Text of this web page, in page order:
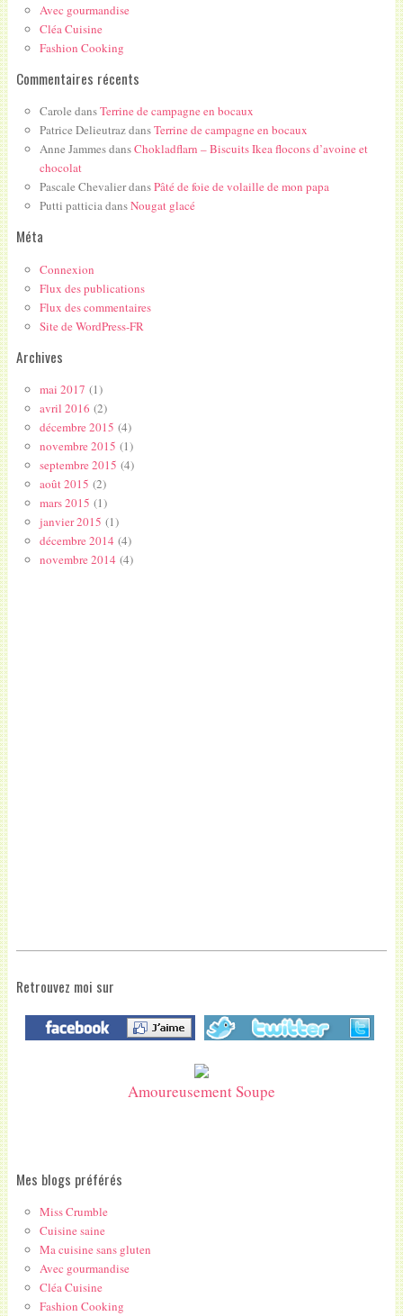
Avec gourmandise
Cléa Cuisine
Fashion Cooking
Commentaires récents
Carole dansTerrine de campagne en bocaux
Patrice DelieutrazdansTerrine de campagne en bocaux
Anne JammesdansChokladflarn – Biscuits Ikea flocons d’avoine et
chocolat
Pascale ChevalierdansPâté de foie de volaille de mon papa
Putti patticiadansNougat glacé
Méta
Connexion
Flux des publications
Flux des commentaires
Site de WordPress-FR
Archives
mai 2017 (1)
avril 2016 (2)
décembre 2015 (4)
novembre 2015 (1)
septembre 2015 (4)
août 2015 (2)
mars 2015 (1)
janvier 2015 (1)
décembre 2014(4)
novembre 2014(4)
Retrouvez moi sur
Amoureusement Soupe
Mes blogs préférés
Miss Crumble
Cuisine saine
Ma cuisine sans gluten
Avec gourmandise
Cléa Cuisine
Fashion Cooking